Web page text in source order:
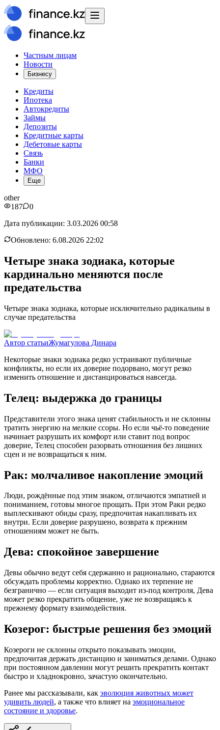
Частным лицам
Новости
Бизнесу
Кредиты
Ипотека
Автокредиты
Займы
Депозиты
Кредитные карты
Дебетовые карты
Связь
Банки
МФО
Еще
other
187
0
Дата публикации: 3.03.2026 00:58
Обновлено: 6.08.2026 22:02
Четыре знака зодиака, которые
кардинально меняются после
предательства
Четыре знака зодиака, которые исключительно радикальны в
случае предательства
Автор статьиЖумагулова Динара
Некоторые знаки зодиака редко устраивают публичные
конфликты, но если их доверие подорвано, могут резко
изменить отношение и дистанцироваться навсегда.
Телец: выдержка до границы
Представители этого знака ценят стабильность и не склонны
тратить энергию на мелкие ссоры. Но если чьё-то поведение
начинает разрушать их комфорт или ставит под вопрос
доверие, Телец способен разорвать отношения без лишних
сцен и не возвращаться к ним.
Рак: молчаливое накопление эмоций
Люди, рождённые под этим знаком, отличаются эмпатией и
пониманием, готовы многое прощать. При этом Раки редко
выплескивают обиды сразу, предпочитая накапливать их
внутри. Если доверие разрушено, возврата к прежним
отношениям может не быть.
Дева: спокойное завершение
Девы обычно ведут себя сдержанно и рационально, стараются
обсуждать проблемы корректно. Однако их терпение не
безгранично — если ситуация выходит из-под контроля, Дева
может резко прекратить общение, уже не возвращаясь к
прежнему формату взаимодействия.
Козерог: быстрые решения без эмоций
Козероги не склонны открыто показывать эмоции,
предпочитая держать дистанцию и заниматься делами. Однако
при постоянном давлении могут решить прекратить контакт
быстро и хладнокровно, зачастую окончательно.
Ранее мы рассказывали, как эволюция животных может
удивить людей, а также что влияет на эмоциональное
состояние и здоровье.